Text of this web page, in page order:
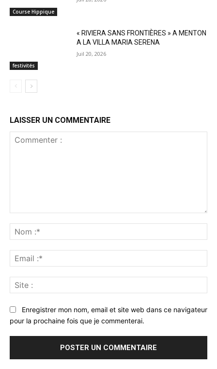
Course Hippique
festivités
« RIVIERA SANS FRONTIÈRES » A MENTON
A LA VILLA MARIA SERENA
Juil 20, 2026
LAISSER UN COMMENTAIRE
:*
:*
:
Enregistrer mon nom, email et site web dans ce navigateur
pour la prochaine fois que je commenterai.